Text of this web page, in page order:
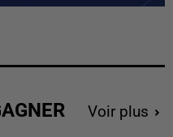
Voir plus